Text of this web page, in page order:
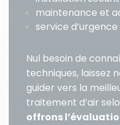
maintenance et
service
Nul besoin de
techniques, laissez
guider vers la
traitement d’air
offrons